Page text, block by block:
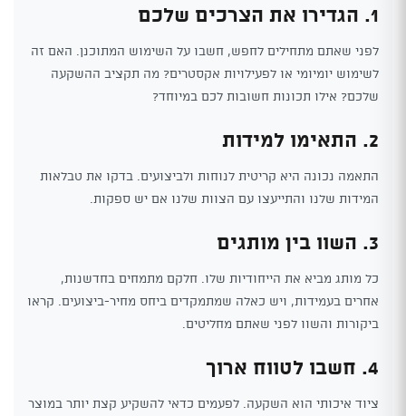
1. הגדירו את הצרכים שלכם
לפני שאתם מתחילים לחפש, חשבו על השימוש המתוכנן. האם זה
לשימוש יומיומי או לפעילויות אקסטרים? מה תקציב ההשקעה
שלכם? אילו תכונות חשובות לכם במיוחד?
2. התאימו למידות
התאמה נכונה היא קריטית לנוחות ולביצועים. בדקו את טבלאות
המידות שלנו והתייעצו עם הצוות שלנו אם יש ספקות.
3. השוו בין מותגים
כל מותג מביא את הייחודיות שלו. חלקם מתמחים בחדשנות,
אחרים בעמידות, ויש כאלה שמתמקדים ביחס מחיר-ביצועים. קראו
ביקורות והשוו לפני שאתם מחליטים.
4. חשבו לטווח ארוך
ציוד איכותי הוא השקעה. לפעמים כדאי להשקיע קצת יותר במוצר